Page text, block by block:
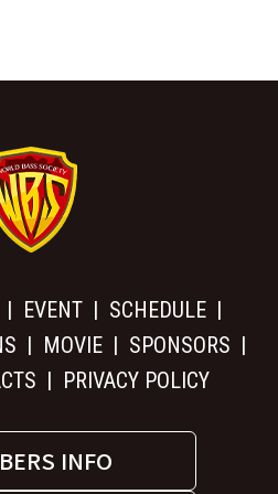
EVENT
SCHEDULE
MOVIE
SPONSORS
PRIVACY POLICY
INFO